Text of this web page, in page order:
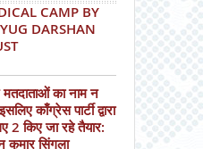
CAMP BY
DARSHAN
मतदाताओं का नाम न
काँग्रेस पार्टी द्वारा
2 किए जा रहे तैयार:
सिंगला